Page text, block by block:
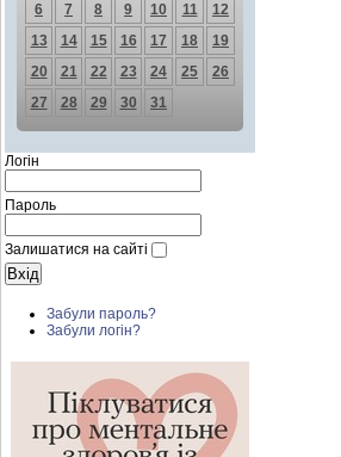
6
7 8 9 10 11
12
13
14 15 16 17 18
19
20
21 22 23 24 25
26
27
28 29 30 31
Логін
Пароль
Залишатися на сайті
Забули пароль?
Забули логін?